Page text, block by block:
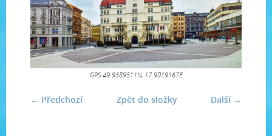
GPS 49.9389511N, 17.9019167E
← Předchozí Další →
Zpět do složky